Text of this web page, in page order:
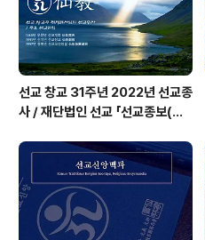
선교 창교 31주년 2022년 선교종
사 / 재단법인 선교 「선교종보(仙